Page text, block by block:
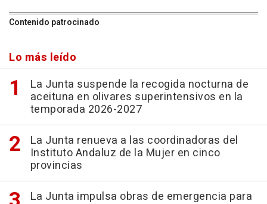
Contenido patrocinado
Lo más leído
La Junta suspende la recogida nocturna de
aceituna en olivares superintensivos en la
temporada 2026-2027
La Junta renueva a las coordinadoras del
Instituto Andaluz de la Mujer en cinco
provincias
La Junta impulsa obras de emergencia para